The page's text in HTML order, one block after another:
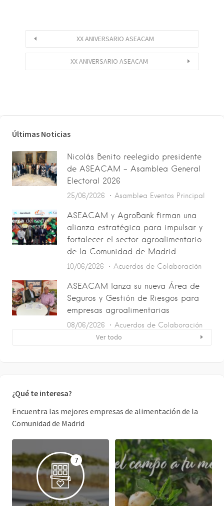
XX ANIVERSARIO ASEACAM
XX ANIVERSARIO ASEACAM
Últimas Noticias
Nicolás Benito reelegido presidente
de ASEACAM – Asamblea General
Electoral 2026
25/06/2026 Asamblea Eventos Principal
ASEACAM y AgroBank firman una
alianza estratégica para impulsar y
fortalecer el sector agroalimentario
de la Comunidad de Madrid
10/06/2026 Acuerdos de Colaboración
ASEACAM lanza su nueva Área de
Seguros y Gestión de Riesgos para
empresas agroalimentarias
08/06/2026 Acuerdos de Colaboración
Ver todo
¿Qué te interesa?
Encuentra las mejores empresas de alimentación de la
Comunidad de Madrid
7